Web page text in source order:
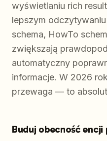
wyświetlaniu rich
lepszym
schema, HowTo
zwiększają
automatyczny
informacje. W 2026
przewaga — to
Buduj obecność encji